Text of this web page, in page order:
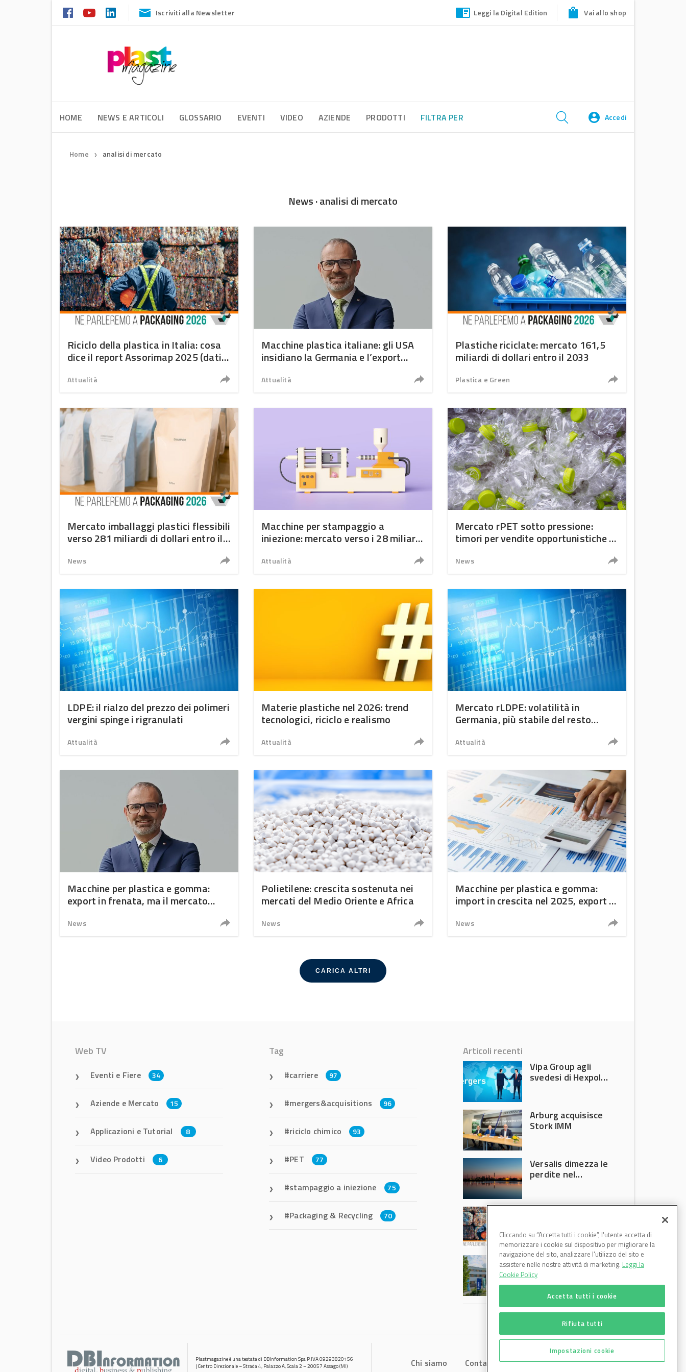
Iscriviti alla Newsletter Leggi la Digital Edition Vai allo shop
HOME NEWS E ARTICOLI GLOSSARIO EVENTI VIDEO AZIENDE PRODOTTI FILTRA PER Accedi
Home ❯ analisi di mercato
News · analisi di mercato
Riciclo della plastica in Italia: cosa
dice il report Assorimap 2025 (dati e
Attualità
Macchine plastica italiane: gli USA
insidiano la Germania e l’export
Attualità
Plastiche riciclate: mercato 161,5
miliardi di dollari entro il 2033
Plastica e Green
Mercato imballaggi plastici flessibili
verso 281 miliardi di dollari entro il
News
Macchine per stampaggio a
iniezione: mercato verso i 28 miliardi
Attualità
Mercato rPET sotto pressione:
timori per vendite opportunistiche e
News
LDPE: il rialzo del prezzo dei polimeri
vergini spinge i rigranulati
Attualità
Materie plastiche nel 2026: trend
tecnologici, riciclo e realismo
Attualità
Mercato rLDPE: volatilità in
Germania, più stabile del resto
Attualità
Macchine per plastica e gomma:
export in frenata, ma il mercato
News
Polietilene: crescita sostenuta nei
mercati del Medio Oriente e Africa
News
Macchine per plastica e gomma:
import in crescita nel 2025, export in
News
CARICA ALTRI
Web TV
Eventi e Fiere 34
Aziende e Mercato 15
Applicazioni e Tutorial 8
Video Prodotti 6
Tag
carriere 97
mergers&acquisitions 96
riciclo chimico 93
PET 77
stampaggio a iniezione 75
Packaging & Recycling 70
Articoli recenti
Vipa Group agli
svedesi di Hexpol
Arburg acquisisce
Stork IMM
Versalis dimezza le
perdite nel
chiedono
intervento del
Governo
Basf Italia cresce
nel primo semestre
2026: fatturato a
1,07 miliardi (+7,1%)
Plastmagazine è una testata di DBInformation Spa P.IVA 09293820156
| Centro Direzionale – Strada 4, Palazzo A, Scala 2 – 20057 Assago (MI)
Chi siamo Contatti Privacy Cookies
Cliccando su “Accetta tutti i cookie”, l'utente accetta di
memorizzare i cookie sul dispositivo per migliorare la
navigazione del sito, analizzare l'utilizzo del sito e
assistere nelle nostre attività di marketing. Leggi la
Cookie Policy
Accetta tutti i cookie
Rifiuta tutti
Impostazioni cookie